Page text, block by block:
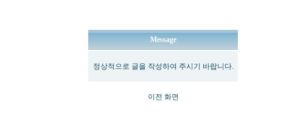
Message
정상적으로 글을 작성하여 주시기 바랍니다.
이전 화면